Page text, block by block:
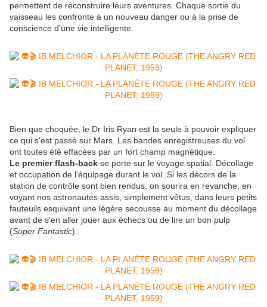
permettent de reconstruire leurs aventures. Chaque sortie du
vaisseau les confronte à un nouveau danger ou à la prise de
conscience d'une vie intelligente.
Bien que choquée, le Dr Iris Ryan est la seule à pouvoir expliquer
ce qui s'est passé sur Mars. Les bandes enregistreuses du vol
ont toutes été effacées par un fort champ magnétique.
Le premier flash-back se porte sur le voyage spatial. Décollage
et occupation de l'équipage durant le vol. Si les décors de la
station de contrôle sont bien rendus, on sourira en revanche, en
voyant nos astronautes assis, simplement vêtus, dans leurs petits
fauteuils esquivant une légère secousse au moment du décollage
avant de s'en aller jouer aux échecs ou de lire un bon pulp
(Super Fantastic).